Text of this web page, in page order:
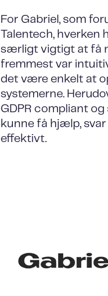
For Gabriel, som
Talentech, hverken
særligt vigtigt at få
fremmest var
det være enkelt at
systemerne.
GDPR compliant
kunne få hjælp,
effektivt.